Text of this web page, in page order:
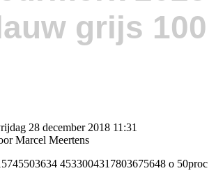
28 december 2018 11:31
Marcel Meertens